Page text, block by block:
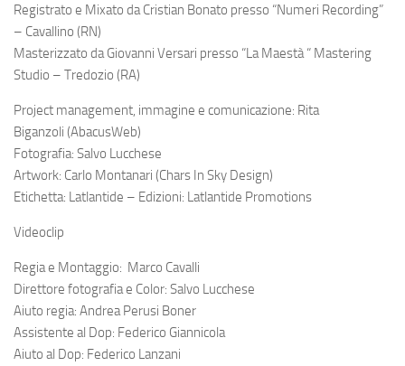
Registrato e Mixato da Cristian Bonato presso “Numeri Recording”
– Cavallino (RN)
Masterizzato da Giovanni Versari presso “La Maestà “ Mastering
Studio – Tredozio (RA)
Project management, immagine e comunicazione: Rita
Biganzoli (AbacusWeb)
Fotografia: Salvo Lucchese
Artwork: Carlo Montanari (Chars In Sky Design)
Etichetta: Latlantide – Edizioni: Latlantide Promotions
Videoclip
Regia e Montaggio: Marco Cavalli
Direttore fotografia e Color: Salvo Lucchese
Aiuto regia: Andrea Perusi Boner
Assistente al Dop: Federico Giannicola
Aiuto al Dop: Federico Lanzani